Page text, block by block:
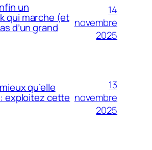
un
qui marche (et
d’un grand
14
novembre
2025
qu’elle
exploitez cette
13
novembre
2025